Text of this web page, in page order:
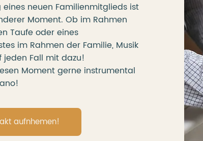
eines neuen Familienmitglieds ist
Moment. Ob im Rahmen
Taufe oder eines
im Rahmen der Familie, Musik
Fall mit dazu!
Moment gerne instrumental
aufnhemen!